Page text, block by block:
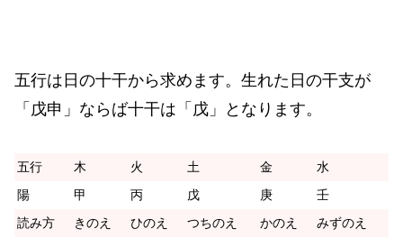
五行は日の十干から求めます。生れた日の干支が
「戊申」ならば十干は「戊」となります。
五行 木 火 土 金
水
陽
甲 丙 戊 庚
壬
読み方
きのえ ひのえ つちのえ かのえ
みずのえ